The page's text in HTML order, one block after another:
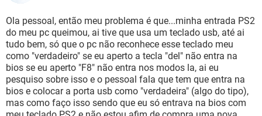
GUIA DE COMPRAS
INSTAGRAM GMAIL
GUIA DE COMPRAS
CELULAR
OUTLOOK EXCEL
INSTAGRAM GMAIL
GUIA DE COMPRAS
JOGOS WHATSAPP
CELULAR FACEBOOK
OUTLOOK EXCEL
INSTAGRAM GMAIL
GUIA DE COMPRAS
Ola pessoal, então meu problema é que...minha entrada PS2
do meu pc queimou, ai tive que usa um teclado usb, até ai
tudo bem, só que o pc não reconhece esse teclado meu
como "verdadeiro" se eu aperto a tecla "del" não entra na
bios se eu aperto "F8" não entra nos modos la, ai eu
pesquiso sobre isso e o pessoal fala que tem que entra na
bios e colocar a porta usb como "verdadeira" (algo do tipo),
mas como faço isso sendo que eu só entrava na bios com